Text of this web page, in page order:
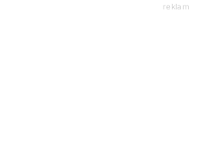
reklam